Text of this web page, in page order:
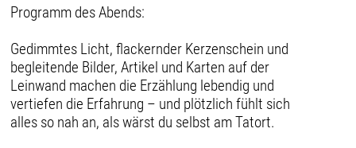
Programm des Abends:
Gedimmtes Licht, flackernder Kerzenschein und
begleitende Bilder, Artikel und Karten auf der
Leinwand machen die Erzählung lebendig und
vertiefen die Erfahrung – und plötzlich fühlt sich
alles so nah an, als wärst du selbst am Tatort.